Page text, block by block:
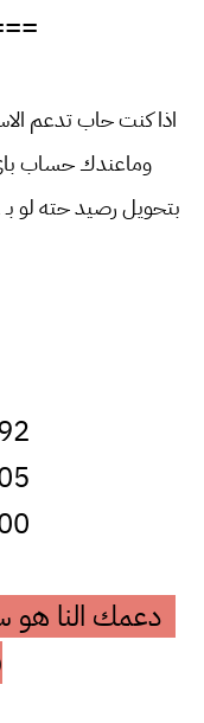
اذا كنت حاب تدعم
وماعندك حساب
دعمك النا هو